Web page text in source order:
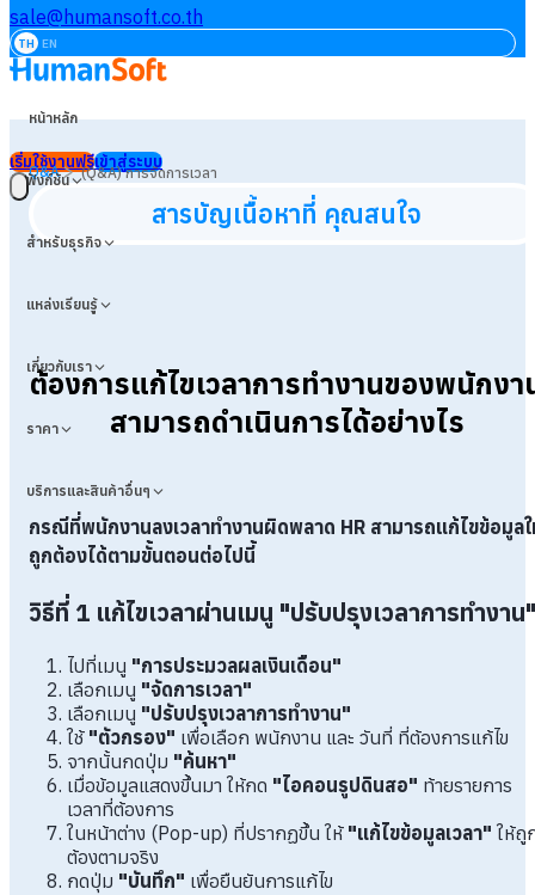
sale@humansoft.co.th
TH EN
หน้าหลัก
ฟังก์ชัน
สำหรับธุรกิจ
แหล่งเรียนรู้
เกี่ยวกับเรา
ราคา
บริการและสินค้าอื่นๆ
เริ่มใช้งานฟรีเข้าสู่ระบบ
Q&A>(Q&A) การจัดการเวลา
สารบัญเนื้อหาที่ คุณสนใจ
ต้องการแก้ไขเวลาการทำงานของพนักงา
สามารถดำเนินการได้อย่างไร
กรณีที่พนักงานลงเวลาทำงานผิดพลาด HR สามารถแก้ไขข้อมูล
ถูกต้องได้ตามขั้นตอนต่อไปนี้
วิธีที่ 1 แก้ไขเวลาผ่านเมนู "ปรับปรุงเวลาการทำงาน"
ไปที่เมนู "การประมวลผลเงินเดือน"
เลือกเมนู "จัดการเวลา"
เลือกเมนู "ปรับปรุงเวลาการทำงาน"
ใช้ "ตัวกรอง" เพื่อเลือก พนักงาน และ วันที่ ที่ต้องการแก้ไข
จากนั้นกดปุ่ม "ค้นหา"
เมื่อข้อมูลแสดงขึ้นมา ให้กด "ไอคอนรูปดินสอ" ท้ายรายการ
เวลาที่ต้องการ
ในหน้าต่าง (Pop-up) ที่ปรากฏขึ้น ให้ "แก้ไขข้อมูลเวลา" ให้ถู
ต้องตามจริง
กดปุ่ม "บันทึก" เพื่อยืนยันการแก้ไข